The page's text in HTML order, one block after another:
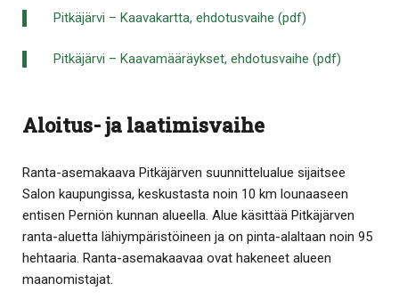
Pitkäjärvi – Kaavakartta, ehdotusvaihe (pdf)
Pitkäjärvi – Kaavamääräykset, ehdotusvaihe (pdf)
Aloitus- ja laatimisvaihe
Ranta-asemakaava Pitkäjärven suunnittelualue sijaitsee
Salon kaupungissa, keskustasta noin 10 km lounaaseen
entisen Perniön kunnan alueella. Alue käsittää Pitkäjärven
ranta-aluetta lähiympäristöineen ja on pinta-alaltaan noin 95
hehtaaria. Ranta-asemakaavaa ovat hakeneet alueen
maanomistajat.